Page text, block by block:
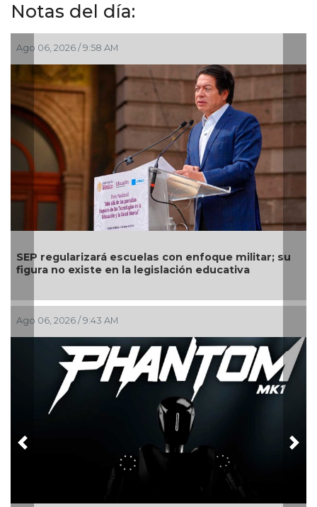
Notas del día:
Ago 06, 2026 / 9:58 AM
SEP regularizará escuelas con enfoque militar; su
figura no existe en la legislación educativa
Ago 06, 2026 / 9:43 AM
Previous